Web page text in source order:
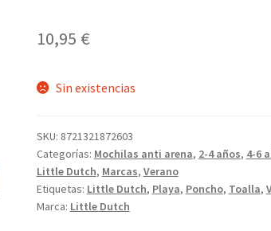
10,95 €
Sin existencias
SKU: 8721321872603
Categorías: Mochilas anti arena, 2-4 años, 4-6
Little Dutch, Marcas, Verano
Etiquetas: Little Dutch, Playa, Poncho, Toalla,
Marca: Little Dutch